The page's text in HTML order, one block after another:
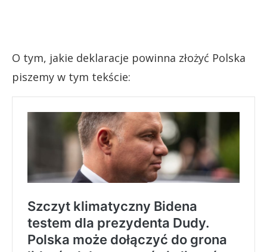
O tym, jakie deklaracje powinna złożyć Polska
piszemy w tym tekście: